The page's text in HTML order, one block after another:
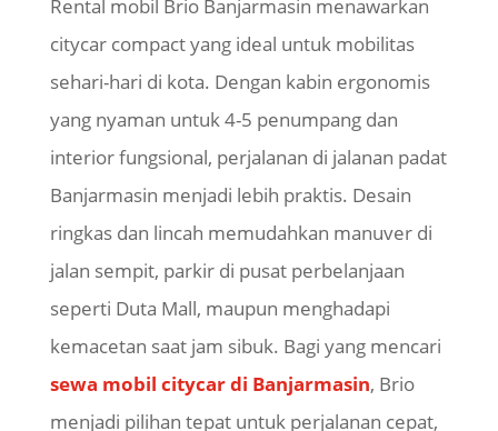
Rental mobil Brio Banjarmasin menawarkan
citycar compact yang ideal untuk mobilitas
sehari-hari di kota. Dengan kabin ergonomis
yang nyaman untuk 4-5 penumpang dan
interior fungsional, perjalanan di jalanan padat
Banjarmasin menjadi lebih praktis. Desain
ringkas dan lincah memudahkan manuver di
jalan sempit, parkir di pusat perbelanjaan
seperti Duta Mall, maupun menghadapi
kemacetan saat jam sibuk. Bagi yang mencari
sewa mobil citycar di Banjarmasin, Brio
menjadi pilihan tepat untuk perjalanan cepat,